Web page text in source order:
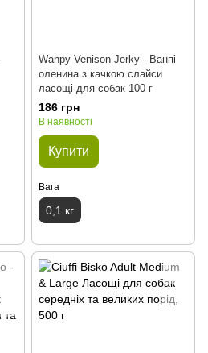
Wanpy Venison Jerky - Ванпі
оленина з качкою слайси
ласощі для собак 100 г
186 грн
В наявності
Купити
Вага
0,1 кг